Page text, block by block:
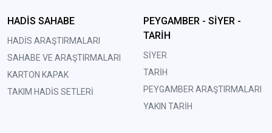
HADİS SAHABE
HADİS ARAŞTIRMALARI
SAHABE VE ARAŞTIRMALARI
KARTON KAPAK
TAKIM HADİS SETLERİ
PEYGAMBER - SİYER -
TARİH
SİYER
TARİH
PEYGAMBER ARAŞTIRMALARI
YAKIN TARİH